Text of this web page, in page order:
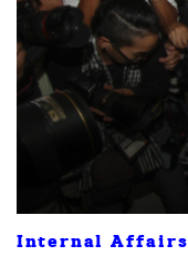
Internal Affairs